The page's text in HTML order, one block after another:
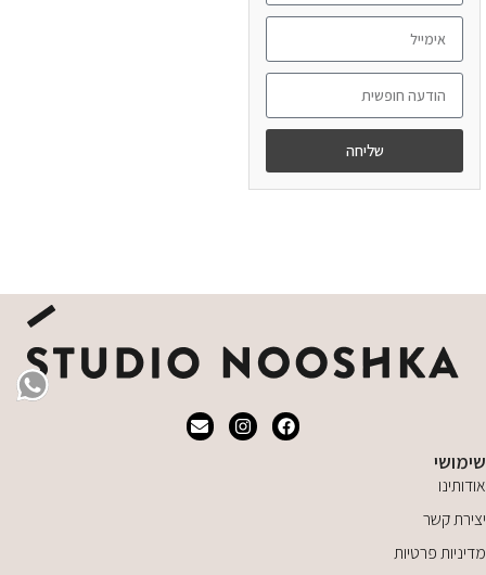
שליחה
שימושי
אודותינו
יצירת קשר
מדיניות פרטיות